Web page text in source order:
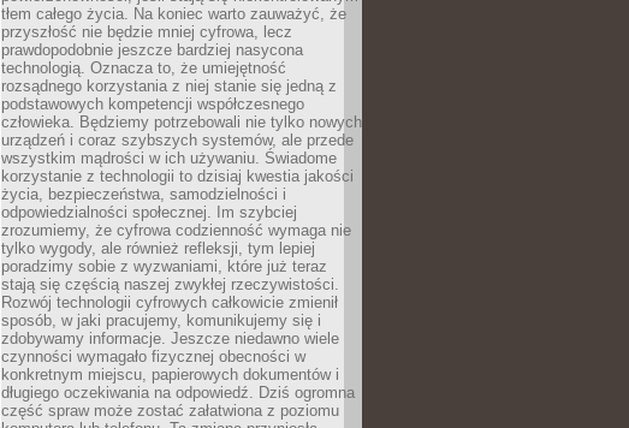
tłem całego życia. Na koniec warto zauważyć, że
przyszłość nie będzie mniej cyfrowa, lecz
prawdopodobnie jeszcze bardziej nasycona
technologią. Oznacza to, że umiejętność
rozsądnego korzystania z niej stanie się jedną z
podstawowych kompetencji współczesnego
człowieka. Będziemy potrzebowali nie tylko nowych
urządzeń i coraz szybszych systemów, ale przede
wszystkim mądrości w ich używaniu. Świadome
korzystanie z technologii to dzisiaj kwestia jakości
życia, bezpieczeństwa, samodzielności i
odpowiedzialności społecznej. Im szybciej
zrozumiemy, że cyfrowa codzienność wymaga nie
tylko wygody, ale również refleksji, tym lepiej
poradzimy sobie z wyzwaniami, które już teraz
stają się częścią naszej zwykłej rzeczywistości.
Rozwój technologii cyfrowych całkowicie zmienił
sposób, w jaki pracujemy, komunikujemy się i
zdobywamy informacje. Jeszcze niedawno wiele
czynności wymagało fizycznej obecności w
konkretnym miejscu, papierowych dokumentów i
długiego oczekiwania na odpowiedź. Dziś ogromna
część spraw może zostać załatwiona z poziomu